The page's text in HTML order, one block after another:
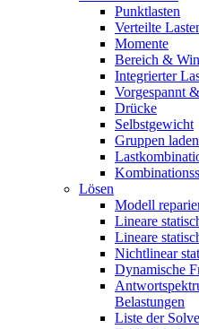
Punktlasten
Verteilte
Momente
Bereich &
Integrierter
Vorgespannt
Drücke
Selbstgewicht
Gruppen laden
Lösen
Modell
Lineare
Lineare
Nichtlinear
Dynamische
Belastungen
Liste der